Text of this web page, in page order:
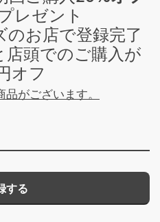
レゼント
のお店で登録完了
店頭でのご購入が
オフ
がございます。
する